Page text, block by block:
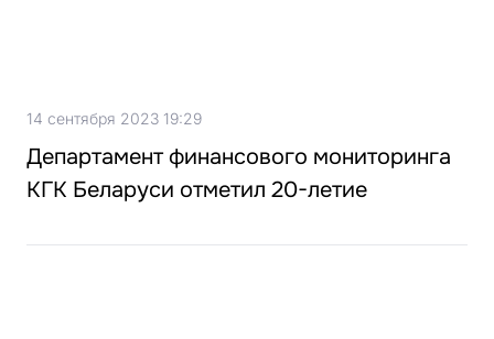
14 сентября 2023 19:29
Департамент финансового мониторинга
КГК Беларуси отметил 20-летие